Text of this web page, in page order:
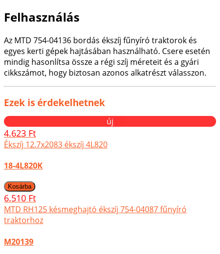
Felhasználás
Az MTD 754-04136 bordás ékszíj fűnyíró traktorok és
egyes kerti gépek hajtásában használható. Csere esetén
mindig hasonlítsa össze a régi szíj méreteit és a gyári
cikkszámot, hogy biztosan azonos alkatrészt válasszon.
Ezek is érdekelhetnek
új
4.623 Ft
Ékszíj 12.7x2083 ékszíj 4L820
18-4L820K
6.510 Ft
MTD RH125 késmeghajtó ékszíj 754-04087 fűnyíró
traktorhoz
M20139